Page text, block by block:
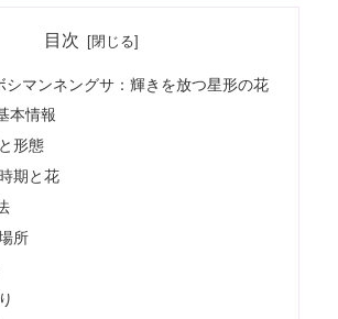
目次
シマンネングサ：輝きを放つ星形の花
本情報
形態
期と花
所